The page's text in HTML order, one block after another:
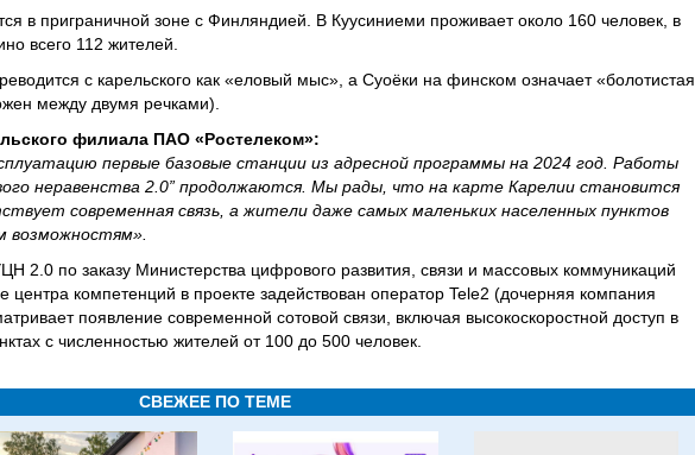
в приграничной зоне с Финляндией. В Куусиниеми проживает около 160 человек, в
всего 112 жителей.
с карельского как «еловый мыс», а Суоёки на финском означает «болотистая
между двумя речками).
филиала ПАО «Ростелеком»:
первые базовые станции из адресной программы на 2024 год. Работы
неравенства 2.0” продолжаются. Мы рады, что на карте Карелии становится
современная связь, а жители даже самых маленьких населенных пунктов
возможностям».
2.0 по заказу Министерства цифрового развития, связи и массовых коммуникаций
центра компетенций в проекте задействован оператор Tele2 (дочерняя компания
появление современной сотовой связи, включая высокоскоростной доступ в
с численностью жителей от 100 до 500 человек.
СВЕЖЕЕ ПО ТЕМЕ